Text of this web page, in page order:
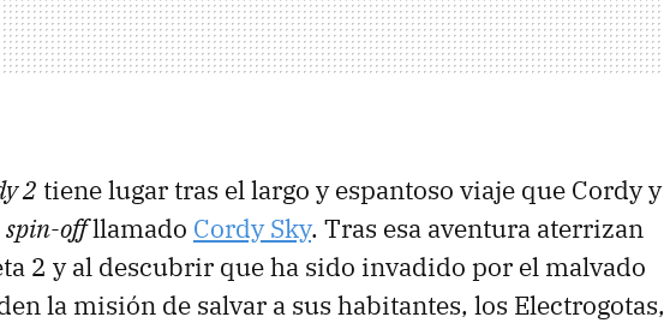
2 tiene lugar tras el largo y espantoso viaje que Cordy y
spin-offllamado Cordy Sky. Tras esa aventura aterrizan
2 y al descubrir que ha sido invadido por el malvado
la misión de salvar a sus habitantes, los Electrogotas,